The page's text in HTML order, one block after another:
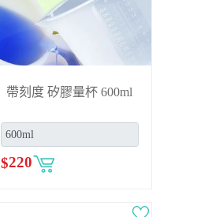
帶刻度 矽膠量杯 600ml
$220